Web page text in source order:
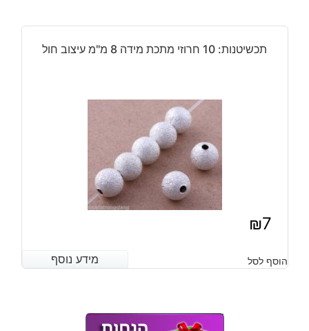
תכשיטנות: 10 חרוזי מתכת מידה 8 מ"מ עיצוב חול
₪7
מידע נוסף הוסף לסל מידע נוסף